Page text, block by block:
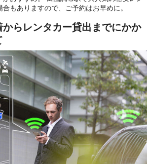
もありますので、ご予約はお早めに。
からレンタカー貸出までにかか